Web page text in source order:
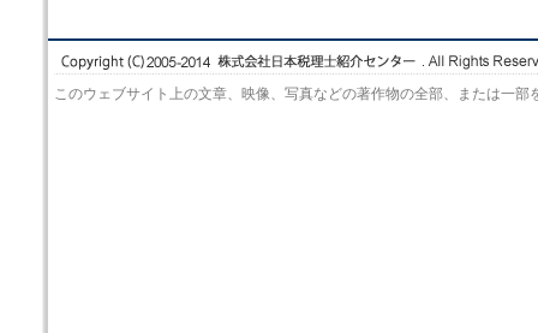
このウェブサイト上の文章、映像、写真などの著作物の全部、または一